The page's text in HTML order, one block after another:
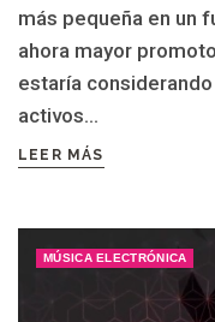
más pequeña en un
ahora mayor
estaría
activos...
LEER MÁS
MÚSICA ELECTRÓNICA